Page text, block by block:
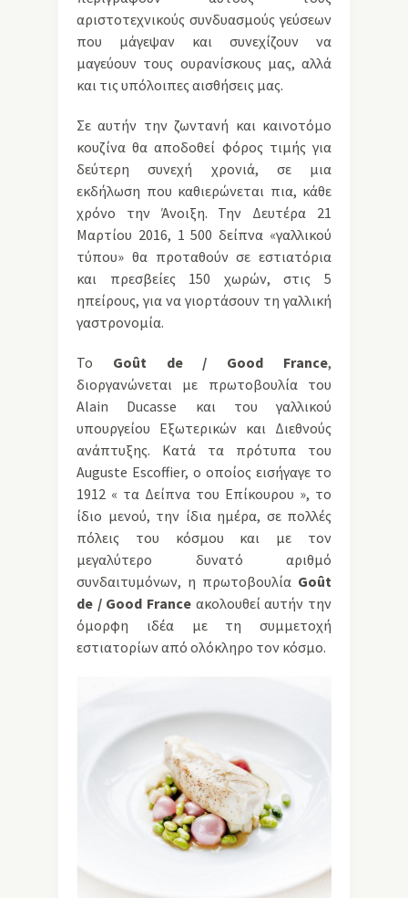
αριστοτεχνικούς συνδυασμούς γεύσεων
που μάγεψαν και συνεχίζουν να
μαγεύουν τους ουρανίσκους μας, αλλά
και τις υπόλοιπες αισθήσεις μας.
Σε αυτήν την ζωντανή και καινοτόμο
κουζίνα θα αποδοθεί φόρος τιμής για
δεύτερη συνεχή χρονιά, σε μια
εκδήλωση που καθιερώνεται πια, κάθε
χρόνο την Άνοιξη. Την Δευτέρα 21
Μαρτίου 2016, 1 500 δείπνα «γαλλικού
τύπου» θα προταθούν σε εστιατόρια
και πρεσβείες 150 χωρών, στις 5
ηπείρους, για να γιορτάσουν τη γαλλική
γαστρονομία.
Το Goût de / Good France,
διοργανώνεται με πρωτοβουλία του
Alain Ducasse και του γαλλικού
υπουργείου Εξωτερικών και Διεθνούς
ανάπτυξης. Κατά τα πρότυπα του
Auguste Escoffier, ο οποίος εισήγαγε το
1912 « τα Δείπνα του Επίκουρου », το
ίδιο μενού, την ίδια ημέρα, σε πολλές
πόλεις του κόσμου και με τον
μεγαλύτερο δυνατό αριθμό
συνδαιτυμόνων, η πρωτοβουλία Goût
de / Good France ακολουθεί αυτήν την
όμορφη ιδέα με τη συμμετοχή
εστιατορίων από ολόκληρο τον κόσμο.